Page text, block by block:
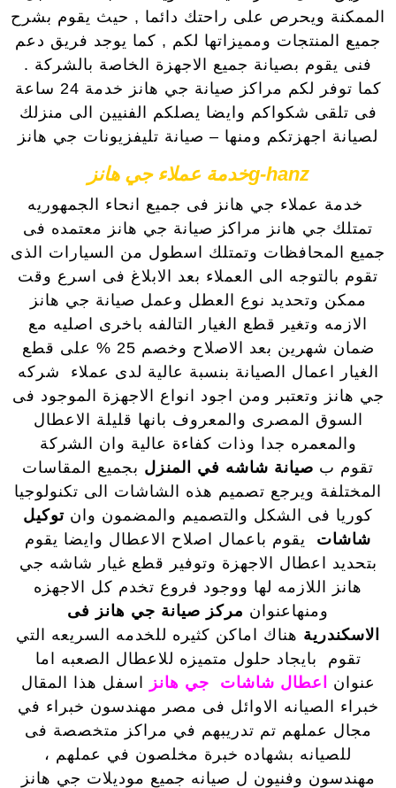
الممكنة ويحرص على راحتك دائما , حيث يقوم بشرح
جميع المنتجات ومميزاتها لكم , كما يوجد فريق دعم
فنى يقوم بصيانة جميع الاجهزة الخاصة بالشركة .
كما توفر لكم مراكز صيانة جي هانز خدمة 24 ساعة
فى تلقى شكواكم وايضا يصلكم الفنيين الى منزلك
لصيانة اجهزتكم ومنها – صيانة تليفزيونات جي هانز
g-hanzخدمة عملاء جي هانز
خدمة عملاء جي هانز فى جميع انحاء الجمهوريه
تمتلك جي هانز مراكز صيانة جي هانز معتمده فى
جميع المحافظات وتمتلك اسطول من السيارات الذى
تقوم بالتوجه الى العملاء بعد الابلاغ فى اسرع وقت
ممكن وتحديد نوع العطل وعمل صيانة جي هانز
الازمه وتغير قطع الغيار التالفه باخرى اصليه مع
ضمان شهرين بعد الاصلاح وخصم 25 % على قطع
الغيار اعمال الصيانة بنسبة عالية لدى عملاء شركه
جي هانز وتعتبر ومن اجود انواع الاجهزة الموجود فى
السوق المصرى والمعروف بانها قليلة الاعطال
والمعمره جدا وذات كفاءة عالية وان الشركة
تقوم ب صيانة شاشه في المنزل بجميع المقاسات
المختلفة ويرجع تصميم هذه الشاشات الى تكنولوجيا
كوريا فى الشكل والتصميم والمضمون وان توكيل
شاشات
يقوم باعمال اصلاح الاعطال وايضا يقوم
بتحديد اعطال الاجهزة وتوفير قطع غيار شاشه جي
هانز اللازمه لها ووجود فروع تخدم كل الاجهزه
ومنهاعنوان مركز صيانة جي هانز فى
الاسكندرية هناك اماكن كثيره للخدمه السريعه التي
تقوم بايجاد حلول متميزه للاعطال الصعبه اما
عنوان
اعطال شاشات جي هانز اسفل هذا المقال
خبراء الصيانه الاوائل فى مصر مهندسون خبراء في
مجال عملهم تم تدريبهم في مراكز متخصصة فى
للصيانه بشهاده خبرة مخلصون في عملهم ،
مهندسون وفنيون ل صيانه جميع موديلات جي هانز